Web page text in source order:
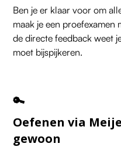
Ben je er klaar voor om
maak je een proefexamen
de directe feedback weet
moet bijspijkeren.
🔑
Oefenen via
gewoon